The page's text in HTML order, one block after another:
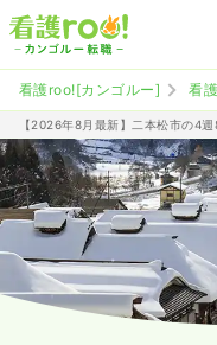
看護roo![カンゴルー] 看
【2026年8月最新】二本松市の4